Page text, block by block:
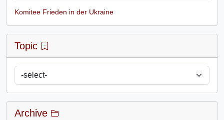
Komitee Frieden in der Ukraine
Topic
Archive